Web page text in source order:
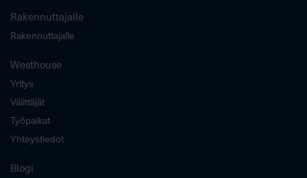
Rakennuttajalle
Rakennuttajalle
Westhouse
Yritys
Välittäjät
Työpaikat
Yhteystiedot
Blogi